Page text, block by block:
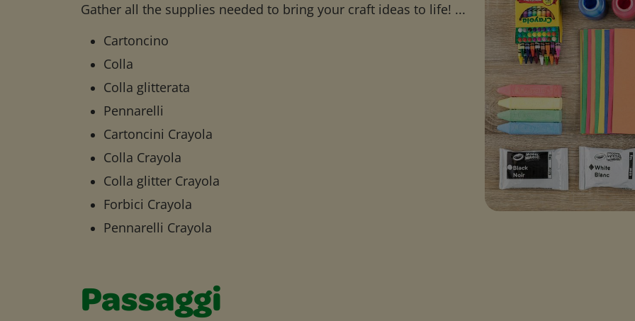
Gather all the supplies needed to bring your craft ideas to life! ...
Cartoncino
Colla
Colla glitterata
Pennarelli
Cartoncini Crayola
Colla Crayola
Colla glitter Crayola
Forbici Crayola
Pennarelli Crayola
Passaggi